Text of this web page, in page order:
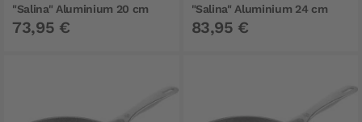
"Salina" Aluminium 20 cm
73,95 €
"Salina" Aluminium 24 cm
83,95 €